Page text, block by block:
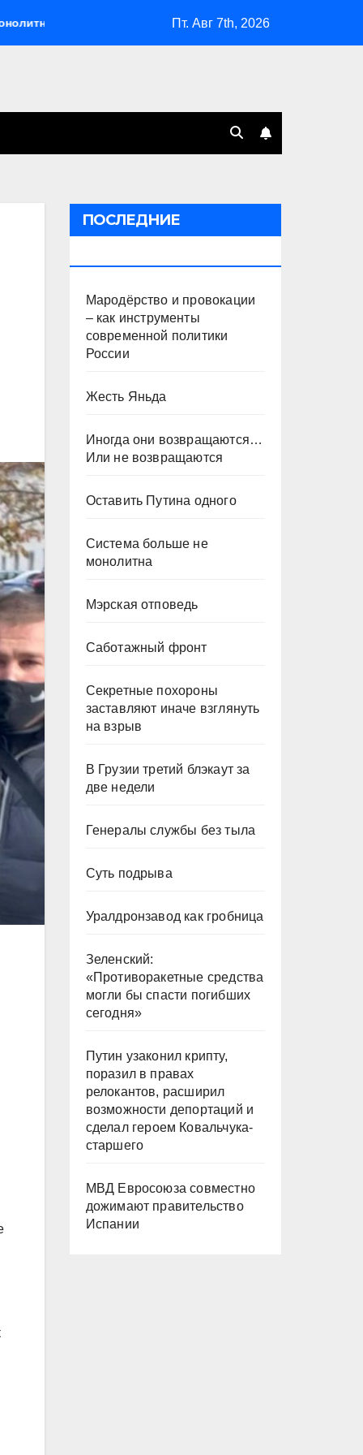
Мародёрство и провокации – как инструменты
Пт. Авг 7th, 2026
ПОСЛЕДНИЕ
Мародёрство и провокации
– как инструменты
современной политики
России
Жесть Яньда
Иногда они возвращаются…
Или не возвращаются
Оставить Путина одного
Система больше не
монолитна
Мэрская отповедь
Саботажный фронт
Секретные похороны
заставляют иначе взглянуть
на взрыв
В Грузии третий блэкаут за
две недели
Генералы службы без тыла
Суть подрыва
Уралдронзавод как гробница
Зеленский:
«Противоракетные средства
могли бы спасти погибших
сегодня»
Путин узаконил крипту,
поразил в правах
релокантов, расширил
возможности депортаций и
сделал героем Ковальчука-
старшего
МВД Евросоюза совместно
дожимают правительство
Испании